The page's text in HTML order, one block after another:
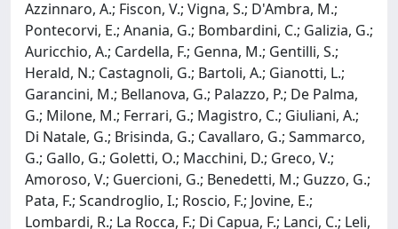
Azzinnaro, A.; Fiscon, V.; Vigna, S.; D'Ambra, M.;
Pontecorvi, E.; Anania, G.; Bombardini, C.; Galizia, G.;
Auricchio, A.; Cardella, F.; Genna, M.; Gentilli, S.;
Herald, N.; Castagnoli, G.; Bartoli, A.; Gianotti, L.;
Garancini, M.; Bellanova, G.; Palazzo, P.; De Palma,
G.; Milone, M.; Ferrari, G.; Magistro, C.; Giuliani, A.;
Di Natale, G.; Brisinda, G.; Cavallaro, G.; Sammarco,
G.; Gallo, G.; Goletti, O.; Macchini, D.; Greco, V.;
Amoroso, V.; Guercioni, G.; Benedetti, M.; Guzzo, G.;
Pata, F.; Scandroglio, I.; Roscio, F.; Jovine, E.;
Lombardi, R.; La Rocca, F.; Di Capua, F.; Lanci, C.; Leli,